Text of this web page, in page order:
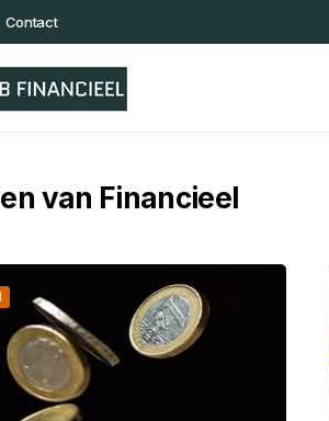
Contact
van Financieel